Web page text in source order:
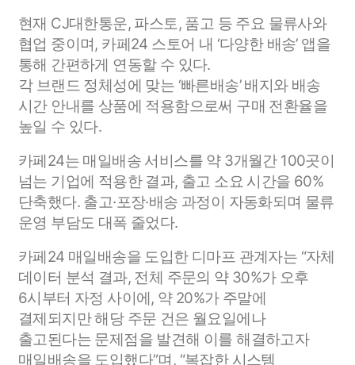
현재 CJ대한통운, 파스토, 품고 등 주요 물류사와
협업 중이며, 카페24 스토어 내 ‘다양한 배송’ 앱을
통해 간편하게 연동할 수 있다.
각 브랜드 정체성에 맞는 ‘빠른배송’ 배지와 배송
시간 안내를 상품에 적용함으로써 구매 전환율을
높일 수 있다.
카페24는 매일배송 서비스를 약 3개월간 100곳이
넘는 기업에 적용한 결과, 출고 소요 시간을 60%
단축했다. 출고·포장·배송 과정이 자동화되며 물류
운영 부담도 대폭 줄었다.
카페24 매일배송을 도입한 디마프 관계자는 “자체
데이터 분석 결과, 전체 주문의 약 30%가 오후
6시부터 자정 사이에, 약 20%가 주말에
결제되지만 해당 주문 건은 월요일에나
출고된다는 문제점을 발견해 이를 해결하고자
매일배송을 도입했다”며, “복잡한 시스템